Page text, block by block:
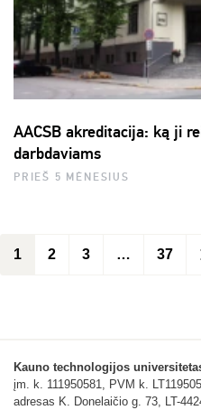
AACSB akreditacija: ką ji
darbdaviams
PRIEŠ 5 MĖNESIUS
1 2 3 … 37
Kauno technologijos
įm. k. 111950581, PVM k.
adresas K. Donelaičio g. 73, LT-